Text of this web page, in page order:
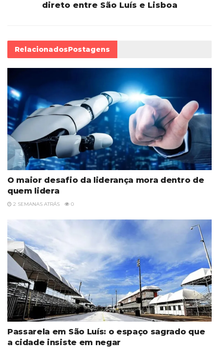
direto entre São Luís e Lisboa
RelacionadosPostagens
O maior desafio da liderança mora dentro de
quem lidera
2 SEMANAS ATRÁS 0
Passarela em São Luís: o espaço sagrado que
a cidade insiste em negar